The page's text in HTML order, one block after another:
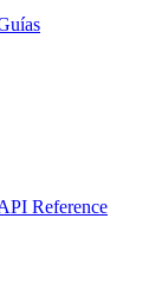
Reference